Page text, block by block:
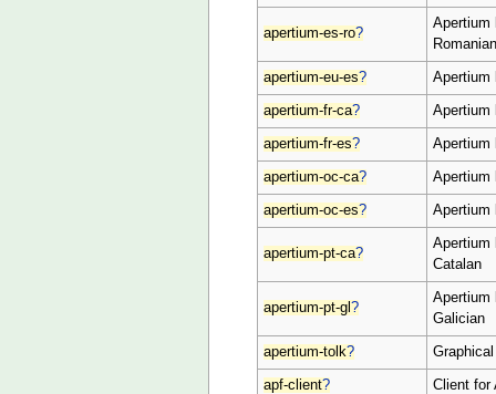
apertium-es-ro?
Apertium
apertium-eu-es? Apertium
apertium-fr-ca? Apertium
apertium-fr-es? Apertium
apertium-oc-ca? Apertium
apertium-oc-es? Apertium
apertium-pt-ca?
Apertium
Catalan
apertium-pt-gl?
Apertium
Galician
apertium-tolk?
apf-client? Client for